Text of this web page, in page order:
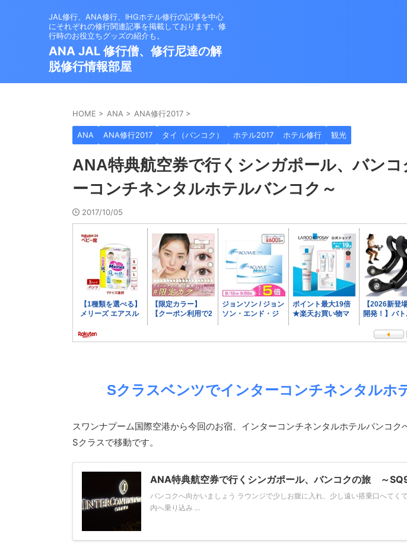
JAL修行、ANA修行、IHGホテル修行の記事を中心
にそれぞれの修行関連記事を掲載しております。修
行時のお役立ちグッズの紹介も。
ANA JAL 修行僧、修行尼達の解
脱修行情報部屋
HOME > ANA > ANA修行2017 >
ANA ANA修行2017 タイ（バンコク） ホテル2017 ホテル修行 観光
ANA特典航空券で行くシンガポール、バン
ーコンチネンタルホテルバンコク～
2017/10/05
Sクラスベンツでインターコンチネンタルホ
スワンナプーム国際空港から今回のお宿、インターコンチネンタルホテルバンコク
Sクラスで移動です。
ANA特典航空券で行くシンガポール、バンコクの旅 ～
バンコクへ向かいましょう ラウンジで少しお腹に入れ、少し遠い搭乗口へてく
内へ乗り込み ...